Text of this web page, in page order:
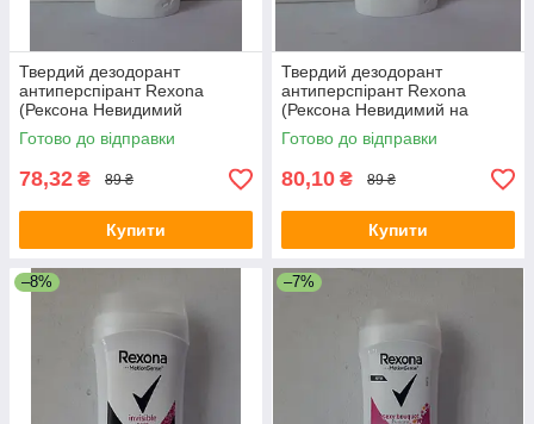
Твердий дезодорант
антиперспірант Rexona
(Рексона Невидимий
прозорий кристал) 40 мл.
Готово до відправки
78,32 ₴ 89 ₴
Купити
Твердий дезодорант
антиперспірант Rexona
(Рексона Невидимий на
чорному та білому) 40 мл.
Готово до відправки
80,10 ₴ 89 ₴
Купити
–8% –7%